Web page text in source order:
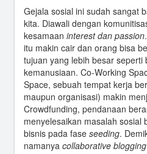
Gejala sosial ini sudah sangat
kita. Diawali dengan
kesamaan interest dan passion
itu makin cair dan orang bisa
tujuan yang lebih besar seperti
kemanusiaan. Co-Working
Space, sebuah tempat kerja
maupun organisasi) makin
Crowdfunding, pendanaan
menyelesaikan masalah sosial
bisnis pada fase seeding.
namanya collaborative blogging